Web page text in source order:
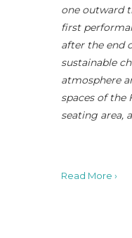
one outward
first
after the end
sustainable
atmosphere
spaces of the
seating area,
Read More ›